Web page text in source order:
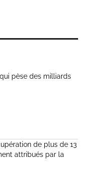
pèse des milliards
de plus de 13
attribués par la